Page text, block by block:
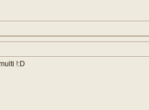
!:D